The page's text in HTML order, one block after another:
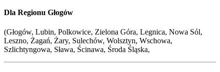
Dla Regionu Głogów
(Głogów, Lubin, Polkowice, Zielona Góra, Legnica, Nowa Sól,
Leszno, Żagań, Żary, Sulechów, Wolsztyn, Wschowa,
Szlichtyngowa, Sława, Ścinawa, Środa Śląska,